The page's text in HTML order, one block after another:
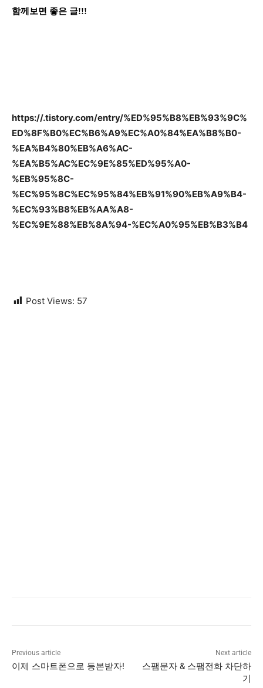
함께보면 좋은 글!!!
https://.tistory.com/entry/%ED%95%B8%EB%93%9C%
ED%8F%B0%EC%B6%A9%EC%A0%84%EA%B8%B0-
%EA%B4%80%EB%A6%AC-
%EA%B5%AC%EC%9E%85%ED%95%A0-
%EB%95%8C-
%EC%95%8C%EC%95%84%EB%91%90%EB%A9%B4-
%EC%93%B8%EB%AA%A8-
%EC%9E%88%EB%8A%94-%EC%A0%95%EB%B3%B4
Post Views: 57
Previous article
이제 스마트폰으로 등본받자!
Next article
스팸문자 & 스팸전화 차단하
기